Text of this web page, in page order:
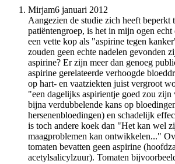
Mirjam6 januari 2012
Aangezien de studie zich heeft beperkt
patiëntengroep, is het in mijn ogen echt
een vette kop als "aspirine tegen
zouden geen echte nadelen gevonden
aspirine? Er zijn meer dan genoeg
aspirine gerelateerde verhoogde
op hart- en vaatziekten juist vergroot
"een dagelijks aspirientje goed zou zijn
bijna verdubbelende kans op
hersenenbloedingen) en schadelijk
is toch andere koek dan "Het kan wel
maagproblemen kan ontwikkelen..."
tomaten bevatten geen aspirine
acetylsalicylzuur). Tomaten